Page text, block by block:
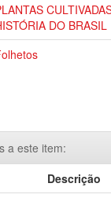
DO BRASIL
a este item:
Descrição